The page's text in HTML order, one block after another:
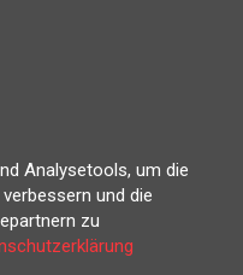
Analysetools, um die
und die
zu